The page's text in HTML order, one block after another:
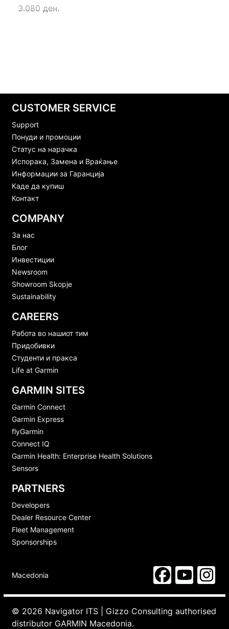
3.080 ден.
CUSTOMER SERVICE
Support
Понуди и промоции
Статус на нарачка
Испорака, Замена и Враќање
Информации за Гаранција
Каде да купиш
Контакт
COMPANY
За нас
Блог
Инвестиции
Newsroom
Showroom Skopje
Sustainability
CAREERS
Работа во нашиот тим
Придобивки
Студенти и пракса
Life at Garmin
GARMIN SITES
Garmin Connect
Garmin Express
flyGarmin
Connect IQ
Garmin Health: Enterprise Health Solutions
Sensors
PARTNERS
Developers
Dealer Resource Center
Fleet Management
Sponsorships
Macedonia
© 2026 Navigator ITS | Gizzo Consulting authorised
distributor GARMIN Macedonia.